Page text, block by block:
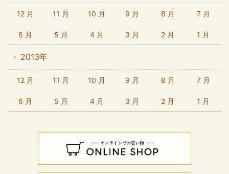
12 月 11 月 10 月 9 月 8 月 7 月
6 月 5 月 4 月 3 月 2 月 1 月
2013年
12 月 11 月 10 月 9 月 8 月 7 月
6 月 5 月 4 月 3 月 2 月 1 月